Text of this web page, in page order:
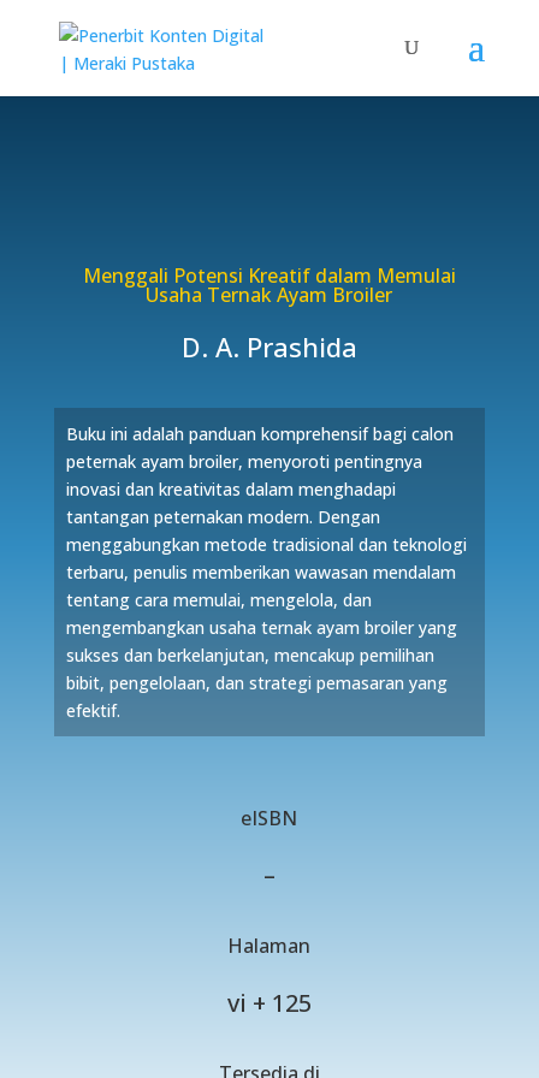
Menggali Potensi Kreatif dalam Memulai
Usaha Ternak Ayam Broiler
D. A. Prashida
Buku ini adalah panduan komprehensif bagi calon
peternak ayam broiler, menyoroti pentingnya
inovasi dan kreativitas dalam menghadapi
tantangan peternakan modern. Dengan
menggabungkan metode tradisional dan teknologi
terbaru, penulis memberikan wawasan mendalam
tentang cara memulai, mengelola, dan
mengembangkan usaha ternak ayam broiler yang
sukses dan berkelanjutan, mencakup pemilihan
bibit, pengelolaan, dan strategi pemasaran yang
efektif.
eISBN
–
Halaman
vi + 125